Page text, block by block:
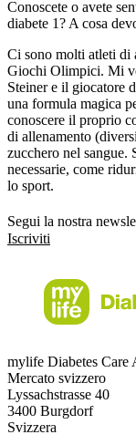
Conoscete o avete
diabete 1? A cosa
Ci sono molti atleti di
Giochi Olimpici. Mi
Steiner e il giocatore
una formula magica
conoscere il proprio
di allenamento
zucchero nel sangue.
necessarie, come
lo sport.
Segui la nostra
Iscriviti
mylife Diabetes Care
Mercato svizzero
Lyssachstrasse 40
3400 Burgdorf
Svizzera